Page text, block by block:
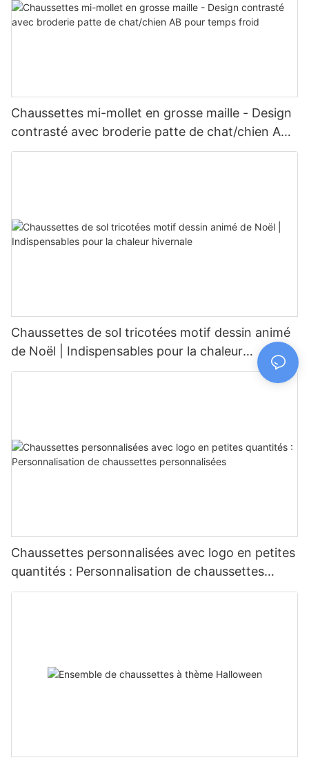
Chaussettes mi-mollet en grosse maille - Design
contrasté avec broderie patte de chat/chien AB
pour temps froid
Chaussettes de sol tricotées motif dessin animé
de Noël | Indispensables pour la chaleur
hivernale
Chaussettes personnalisées avec logo en petites
quantités : Personnalisation de chaussettes
personnalisées